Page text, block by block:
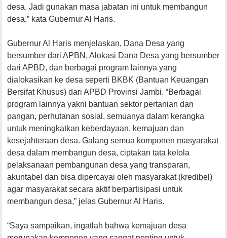
desa. Jadi gunakan masa jabatan ini untuk membangun
desa,” kata Gubernur Al Haris.
Gubernur Al Haris menjelaskan, Dana Desa yang
bersumber dari APBN, Alokasi Dana Desa yang bersumber
dari APBD, dan berbagai program lainnya yang
dialokasikan ke desa seperti BKBK (Bantuan Keuangan
Bersifat Khusus) dari APBD Provinsi Jambi. “Berbagai
program lainnya yakni bantuan sektor pertanian dan
pangan, perhutanan sosial, semuanya dalam kerangka
untuk meningkatkan keberdayaan, kemajuan dan
kesejahteraan desa. Galang semua komponen masyarakat
desa dalam membangun desa, ciptakan tata kelola
pelaksanaan pembangunan desa yang transparan,
akuntabel dan bisa dipercayai oleh masyarakat (kredibel)
agar masyarakat secara aktif berpartisipasi untuk
membangun desa,” jelas Gubernur Al Haris.
“Saya sampaikan, ingatlah bahwa kemajuan desa